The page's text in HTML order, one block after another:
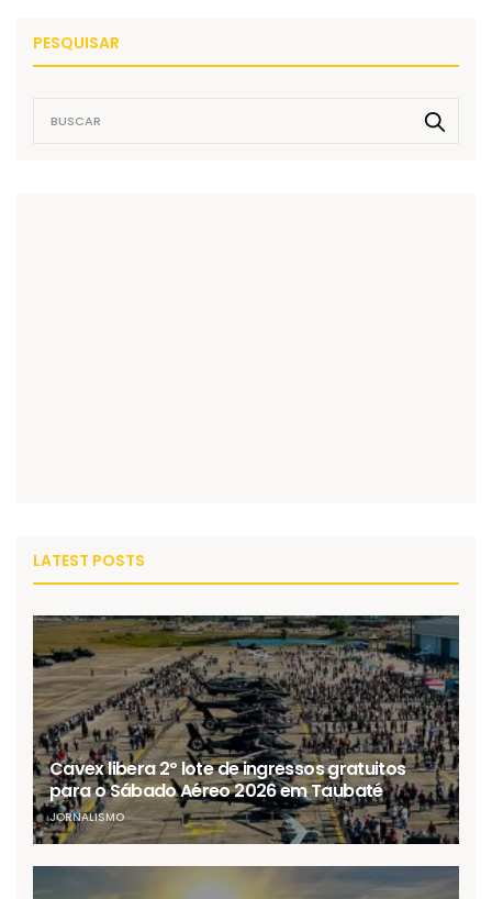
PESQUISAR
LATEST POSTS
Cavex libera 2º lote de ingressos gratuitos
para o Sábado Aéreo 2026 em Taubaté
JORNALISMO